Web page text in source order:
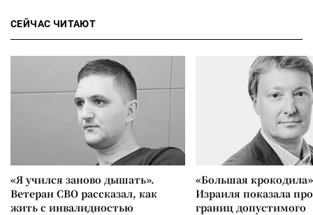
СЕЙЧАС ЧИТАЮТ
«Я учился заново дышать».
Ветеран СВО рассказал, как
жить с инвалидностью
«Большая
Израиля показала
границ допустимого